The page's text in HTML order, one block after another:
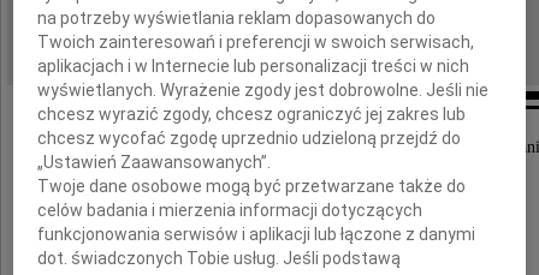
REGION:
DATA EMISJI: 22.11.2024
Żegnamy ze smutkiem naszą Kochaną Panią
na potrzeby wyświetlania reklam dopasowanych do
Twoich zainteresowań i preferencji w swoich serwisach,
aplikacjach i w Internecie lub personalizacji treści w nich
wyświetlanych. Wyrażenie zgody jest dobrowolne. Jeśli nie
chcesz wyrazić zgody, chcesz ograniczyć jej zakres lub
chcesz wycofać zgodę uprzednio udzieloną przejdź do
„Ustawień Zaawansowanych”.
Twoje dane osobowe mogą być przetwarzane także do
celów badania i mierzenia informacji dotyczących
funkcjonowania serwisów i aplikacji lub łączone z danymi
dot. świadczonych Tobie usług. Jeśli podstawą